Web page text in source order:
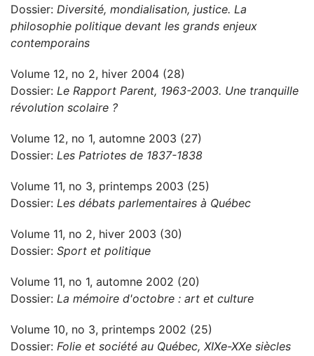
Dossier: Diversité, mondialisation, justice. La
philosophie politique devant les grands enjeux
contemporains
Volume 12, no 2, hiver 2004 (28)
Dossier: Le Rapport Parent, 1963-2003. Une tranquille
révolution scolaire ?
Volume 12, no 1, automne 2003 (27)
Dossier: Les Patriotes de 1837-1838
Volume 11, no 3, printemps 2003 (25)
Dossier: Les débats parlementaires à Québec
Volume 11, no 2, hiver 2003 (30)
Dossier: Sport et politique
Volume 11, no 1, automne 2002 (20)
Dossier: La mémoire d'octobre : art et culture
Volume 10, no 3, printemps 2002 (25)
Dossier: Folie et société au Québec, XIXe-XXe siècles